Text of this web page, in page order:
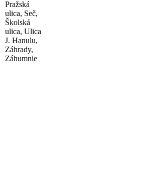
Pražská
ulica, Seč,
Školská
ulica, Ulica
J. Hanulu,
Záhrady,
Záhumnie